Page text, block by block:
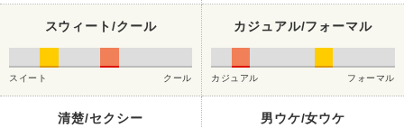
スウィート/クール
スイート クール
カジュアル/フォーマル
カジュアル フォーマル
清楚/セクシー 男ウケ/女ウケ